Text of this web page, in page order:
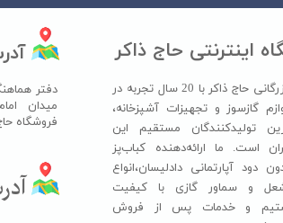
اینترنتی حاج ذاکر
گروه صنعتی و بازرگانی حاج ذاکر با 20 سال تجربه در
گازسوز و تجهیزات آشپزخانه،
تولیدکنندگان مستقیم این
است. ما ارائه‌دهنده کباب‌پز
دود آپارتمانی دادلیسان،انواع
و سماور گازی با کیفیت
و خدمات پس از فروش
دفتر
میدان
فروشگاه